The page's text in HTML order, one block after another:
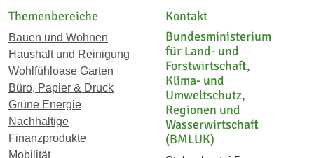
Themenbereiche
Bauen und Wohnen
Haushalt und Reinigung
Wohlfühloase Garten
Büro, Papier & Druck
Grüne Energie
Nachhaltige
Finanzprodukte
Mobilität
Kontakt
Bundesministerium
für Land- und
Forstwirtschaft,
Klima- und
Umweltschutz,
Regionen und
Wasserwirtschaft
(BMLUK)